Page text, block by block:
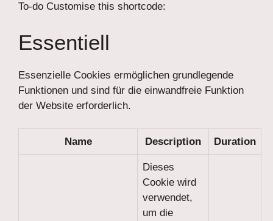
To-do Customise this shortcode:
Essentiell
Essenzielle Cookies ermöglichen grundlegende
Funktionen und sind für die einwandfreie Funktion
der Website erforderlich.
Name Description Duration
Dieses
Cookie wird
verwendet,
um die